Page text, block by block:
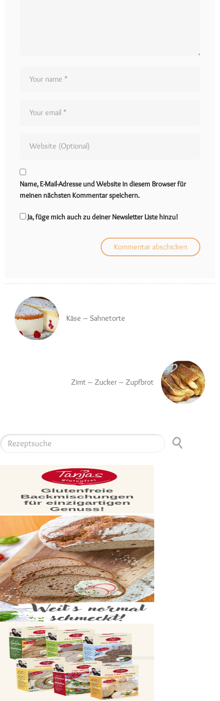
Name, E-Mail-Adresse und Website in diesem Browser für
meinen nächsten Kommentar speichern.
Ja, füge mich auch zu deiner Newsletter Liste hinzu!
Käse – Sahnetorte
Zimt – Zucker – Zupfbrot